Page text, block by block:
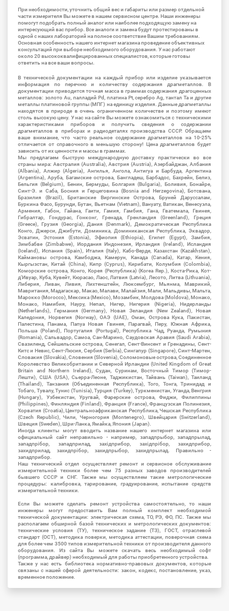
При необходимости, уточнить общий вес и габариты или размер отдельной
части измерителя Вы можете в нашем сервисном центре. Наши инженеры
помогут подобрать полный аналог или наиболее подходящую замену на
интересующий вас прибор. Все аналоги и замена будут протестированы в
одной с наших лабораторий на полное соответствие Вашим требованиям.
Основная особенность нашего интернет магазина проведение объективных
консультаций при выборе необходимого оборудования. У нас работают
около 20 высококвалифицированных специалистов, которые готовы
ответить на все ваши вопросы.
В технической документации на каждый прибор или изделие указывается
информация по перечню и количеству содержания драгметаллов. В
документации приводится точная масса в граммах содержания драгоценных
металлов: золото Au, палладий Pd, платина Pt, серебро Ag, тантал Ta и другие
металлы платиновой группы (МПГ) на единицу изделия. Данные драгметаллы
находятся в природе в очень ограниченном количестве и поэтому имеют
столь высокую цену. У нас на сайте Вы можете ознакомиться с техническими
характеристиками приборов и получить сведения о содержании
драгметаллов в приборах и радиодеталях производства СССР. Обращаем
ваше внимание, что часто реальное содержание драгметаллов на 10-25%
отличается от справочного в меньшую сторону! Цена драгметаллов будет
зависить от их ценности и массы в граммах.
Мы предлагаем быструю международную доставку практически во все
страны мира: Австралия (Australia), Австрия (Austria), Азербайджан, Албания
(Albania), Алжир (Algeria), Ангилья, Ангола, Антигуа и Барбуда, Аргентина
(Argentina), Аруба, Багамские острова, Бангладеш, Барбадос, Бахрейн, Белиз,
Бельгия (Belgium), Бенин, Бермуды, Болгария (Bulgaria), Боливия, Бонайре,
Синт-Э. и Саба, Босния и Герцеговина (Bosnia and Herzegovina), Ботсвана,
Бразилия (Brazil), Британские Виргинские Острова, Бруней Даруссалам,
Буркина Фасо, Бурунди, Бутан, Вьетнам (Vietnam), Вануату, Ватикан, Венесуэла,
Армения, Габон, Гайана, Гаити, Гамия, Гамбия, Гана, Гватемала, Гвинея,
Гибралтар, Гондурас, Гонконг, Гренада, Гренландия (Greenland), Греция
(Greece), Грузия (Georgia), Дания (Denmark), Демократическая Республика
Конго, Джерси, Джибути, Доминика, Доминиканская Республика, Эквадор,
Эсватин, Эстония (Estonia), Эфиопия (Ethiopia), Египет (Egypt), Замбия,
Зимбабве (Zimbabwe), Иордания Индонезия, Ирландия (Ireland), Исландия
(Iceland), Испания (Spain), Италия (Italy), Кабо-Верде, Казахстан (Kazakhstan),
Каймановы острова, Камбоджа, Камерун, Канада (Canada), Катар, Кения,
Кыргызстан, Китай (China), Кипр (Cyprus), Кирибати, Колумбия (Colombia),
Коморские острова, Конго, Корея (Республика) (Korea Rep.), Коста-Рика, Кот-
д'Ивуар, Куба, Кувейт, Кюрасао, Лаос, Латвия (Latvia), Лесото, Литва (Lithuania),
Либерия, Ливан, Ливия, Лихтенштейн, Люксембург, Мьянма, Маврикий,
Мавритания, Мадагаскар, Макао, Малави, Малайзия, Мали, Мальдивы, Мальта,
Марокко (Morocco), Мексика (Mexico), Мозамбик, Молдова (Moldova), Монако,
Монако, Намибия, Науру, Непал, Нигер, Нигерия (Nigeria), Нидерланды
(Netherlands), Германия (Germany), Новая Зеландия (New Zealand), Новая
Каледония, Норвегия (Norway), ОАЭ (UAE), Оман, Острова Кука, Пакистан,
Палестина, Панама, Папуа Новая Гвинея, Парагвай, Перу, Южная Африка,
Польша (Poland), Португалия (Portugal), Республика Чад, Руанда, Румыния
(Romania), Сальвадор, Самоа, Сан-Марино, Саудовская Аравия (Saudi Arabia),
Свазиленд, Сейшельские острова, Сенегал, Сент-Винсент и Гренадины, Сент-
Китс и Невис, Сент-Люсия, Сербия (Serbia), Сингапур (Singapore), Синт-Мартен,
Словакия (Slovakia), Словения (Slovenia), Соломоновые острова, Соединенное
Королевство Великобритании и Северной Ирландии (United Kingdom of Great
Britain and Northern Ireland), Судан, Суринам, Восточный Тимор (Тимор-
Лешти), США (USA), Сьерра-Леоне, Таджикистан, Тайвань (Taiwan), Таиланд
(Thailand), Танзания (Объединенная Республика), Того, Тонга, Тринидад и
Тобаго, Тувалу, Тунис (Tunisia), Турция (Turkey), Туркменистан, Уганда, Венгрия
(Hungary), Узбекистан, Уругвай, Фарерские острова, Фиджи, Филиппины
(Philippines), Финляндия (Finland), Франция (France), Французская Полинезия,
Хорватия (Croatia), Центральноафриканская Республика, Чешская Республика
(Czech Republic), Чили, Черногория (Montenegro), Швейцария (Switzerland),
Швеция (Sweden), Шри-Ланка, Ямайка, Япония (Japan).
Иногда клиенты могут вводить название нашего интернет магазина или
официальный сайт неправильно - например, западпрыбор, западпрылад,
западпрібор, западприлад, західприбор, західпрібор, захидприбор,
захидприлад, захидпрібор, захидпрыбор, захидпрылад. Правильно -
западприбор.
Наш технический отдел осуществляет ремонт и сервисное обслуживание
измерительной техники более чем 75 разных заводов производителей
бывшего СССР и СНГ. Также мы осуществляем такие метрологические
процедуры: калибровка, тарирование, градуирование, испытание средств
измерительной техники.
Если Вы можете сделать ремонт устройства самостоятельно, то наши
инженеры могут предоставить Вам полный комплект необходимой
технической документации: электрическая схема, ТО, РЭ, ФО, ПС. Также мы
располагаем обширной базой технических и метрологических документов:
технические условия (ТУ), техническое задание (ТЗ), ГОСТ, отраслевой
стандарт (ОСТ), методика поверки, методика аттестации, поверочная схема
для более чем 3500 типов измерительной техники от производителя данного
оборудования. Из сайта Вы можете скачать весь необходимый софт
(программа, драйвер) необходимый для работы приобретенного устройства.
Также у нас есть библиотека нормативно-правовых документов, которые
связаны с нашей сферой деятельности: закон, кодекс, постановление, указ,
временное положение.